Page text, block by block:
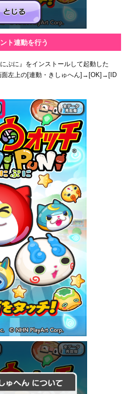
ト連動を行う
ぷに』をインストールして起動した
面左上の[連動・きしゅへん]→[OK]→[ID